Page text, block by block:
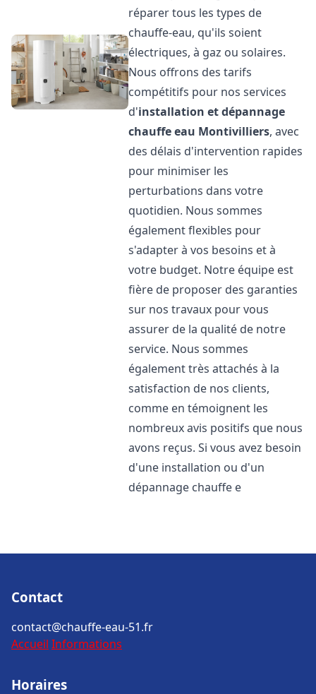
réparer tous les types de
chauffe-eau, qu'ils soient
électriques, à gaz ou solaires.
Nous offrons des tarifs
compétitifs pour nos services
d'installation et dépannage
chauffe eau Montivilliers, avec
des délais d'intervention rapides
pour minimiser les
perturbations dans votre
quotidien. Nous sommes
également flexibles pour
s'adapter à vos besoins et à
votre budget. Notre équipe est
fière de proposer des garanties
sur nos travaux pour vous
assurer de la qualité de notre
service. Nous sommes
également très attachés à la
satisfaction de nos clients,
comme en témoignent les
nombreux avis positifs que nous
avons reçus. Si vous avez besoin
d'une installation ou d'un
dépannage chauffe e
Contact
contact@chauffe-eau-51.fr
Accueil Informations
Horaires